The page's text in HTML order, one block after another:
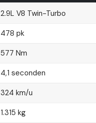
2.9L V8 Twin-Turbo
478 pk
577 Nm
4,1 seconden
324 km/u
1.315 kg